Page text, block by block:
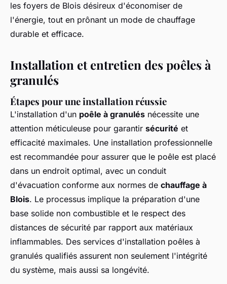
les foyers de Blois désireux d'économiser de
l'énergie, tout en prônant un mode de chauffage
durable et efficace.
Installation et entretien des poêles à
granulés
Étapes pour une installation réussie
L'installation d'un poêle à granulés nécessite une
attention méticuleuse pour garantir sécurité et
efficacité maximales. Une installation professionnelle
est recommandée pour assurer que le poêle est placé
dans un endroit optimal, avec un conduit
d'évacuation conforme aux normes de chauffage à
Blois. Le processus implique la préparation d'une
base solide non combustible et le respect des
distances de sécurité par rapport aux matériaux
inflammables. Des services d'installation poêles à
granulés qualifiés assurent non seulement l'intégrité
du système, mais aussi sa longévité.